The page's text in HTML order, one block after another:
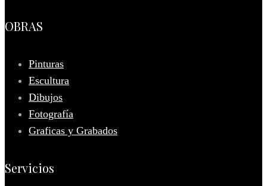
OBRAS
Pinturas
Escultura
Dibujos
Fotografía
Graficas y Grabados
Servicios